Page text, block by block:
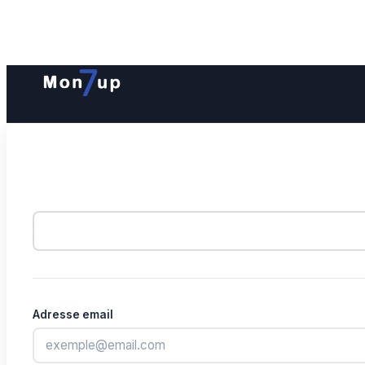
Adresse email